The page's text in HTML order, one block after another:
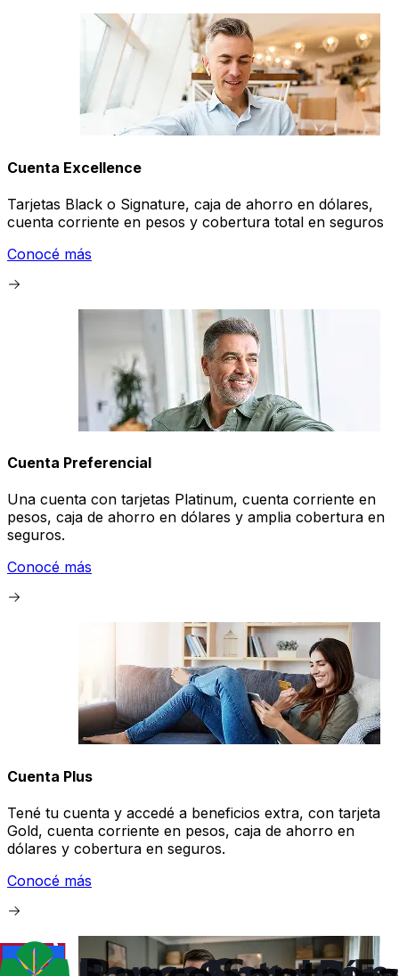
Cuenta Excellence
Tarjetas Black o Signature, caja de ahorro en dólares,
cuenta corriente en pesos y cobertura total en seguros
Conocé más
Cuenta Preferencial
Una cuenta con tarjetas Platinum, cuenta corriente en
pesos, caja de ahorro en dólares y amplia cobertura en
seguros.
Conocé más
Cuenta Plus
Tené tu cuenta y accedé a beneficios extra, con tarjeta
Gold, cuenta corriente en pesos, caja de ahorro en
dólares y cobertura en seguros.
Conocé más